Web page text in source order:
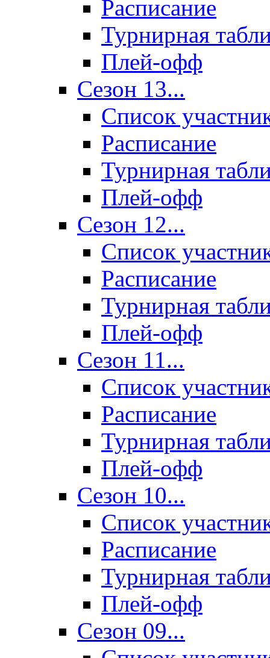
Расписание
Турнирная
Плей-офф
Сезон 13...
Список
Расписание
Турнирная
Плей-офф
Сезон 12...
Список
Расписание
Турнирная
Плей-офф
Сезон 11...
Список
Расписание
Турнирная
Плей-офф
Сезон 10...
Список
Расписание
Турнирная
Плей-офф
Сезон 09...